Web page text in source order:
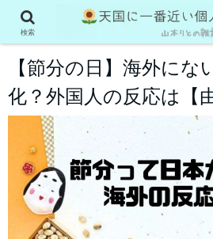
雑学
【節分の日】海外にな
化？外国人の反応は【
検索